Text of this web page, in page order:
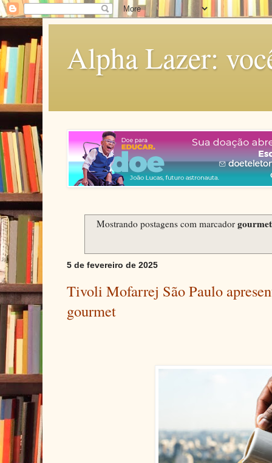
Alpha Lazer:
Mostrando postagens com marcador gourmet
5 de fevereiro de 2025
Tivoli Mofarrej São Paulo
gourmet